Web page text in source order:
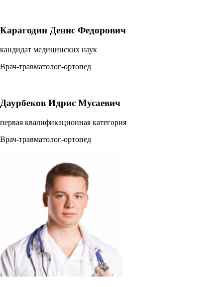
Карагодин Денис Федорович
кандидат медицинских наук
Врач-травматолог-ортопед
Даурбеков Идрис Мусаевич
первая квалификационная категория
Врач-травматолог-ортопед